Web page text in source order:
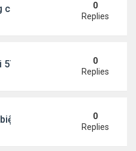
ở New York
0
Replies
trên đất Âu
0
Replies
thự triệu USD ở Mỹ
0
Replies